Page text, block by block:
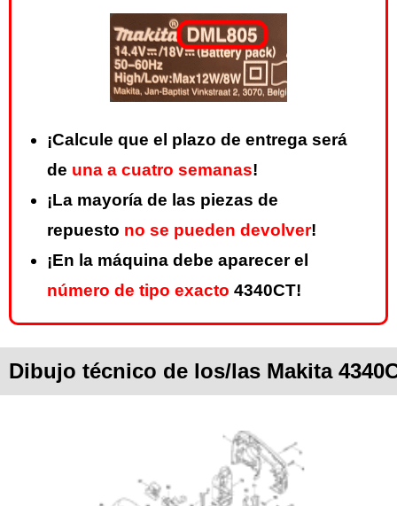
¡Calcule que el plazo de entrega será
de una a cuatro semanas!
¡La mayoría de las piezas de
repuesto no se pueden devolver!
¡En la máquina debe aparecer el
número de tipo exacto 4340CT!
Dibujo técnico de los/las Makita